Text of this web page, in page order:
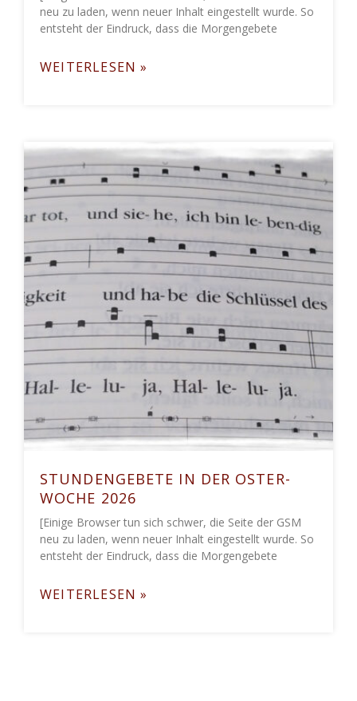
neu zu laden, wenn neuer Inhalt eingestellt wurde. So
entsteht der Eindruck, dass die Morgengebete
WEITERLESEN »
STUNDENGEBETE IN DER OSTER-
WOCHE 2026
[Einige Browser tun sich schwer, die Seite der GSM
neu zu laden, wenn neuer Inhalt eingestellt wurde. So
entsteht der Eindruck, dass die Morgengebete
WEITERLESEN »